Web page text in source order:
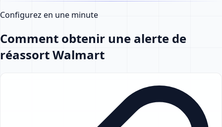
Configurez en une minute
Comment obtenir une alerte de
réassort Walmart